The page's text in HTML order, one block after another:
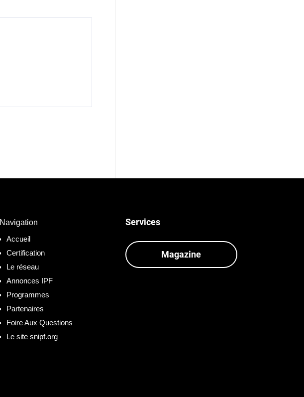
Navigation
Accueil
Certification
Le réseau
Annonces IPF
Programmes
Partenaires
Foire Aux Questions
Le site snipf.org
Services
Magazine